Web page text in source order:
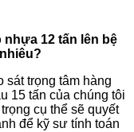
nhựa 12 tấn lên bệ
sát trọng tâm hàng
15 tấn của chúng tôi
cụ thể sẽ quyết
để kỹ sư tính toán